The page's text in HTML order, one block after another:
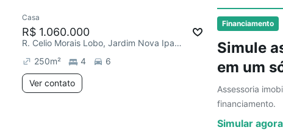
Financiamento
Simule
em um
Assessoria
financiamento.
Simular agora
Casa
R$ 1.060.000
R. Celio Morais Lobo, Jardim Nova Ipanema
250m² 4 6
Ver contato